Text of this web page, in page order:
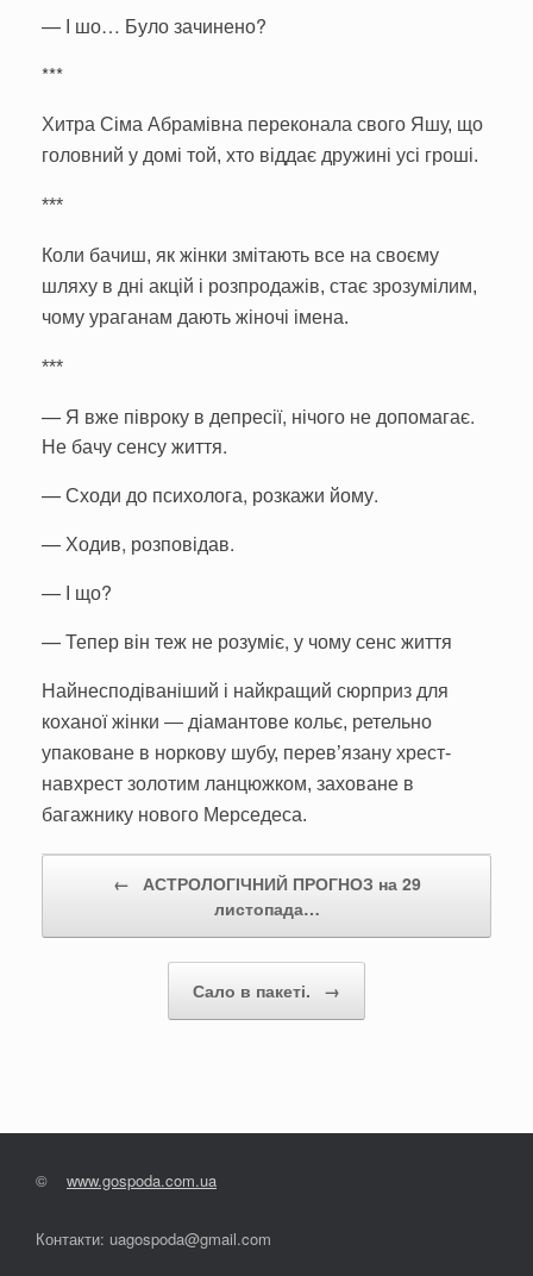
— І шо… Було зачинено?
***
Хитра Сіма Абрамівна переконала свого Яшу, що
головний у домі той, хто віддає дружині усі гроші.
***
Коли бачиш, як жінки змітають все на своєму
шляху в дні акцій і розпродажів, стає зрозумілим,
чому ураганам дають жіночі імена.
***
— Я вже півроку в депресії, нічого не допомагає.
Не бачу сенсу життя.
—Сходи до психолога, розкажи йому.
—Ходив, розповідав.
— І що?
—Тепер він теж не розуміє, у чому сенс життя
Найнесподіваніший і найкращий сюрприз для
коханої жінки — діамантове кольє, ретельно
упаковане в норкову шубу, перев’язану хрест-
навхрест золотим ланцюжком, заховане в
багажнику нового Мерседеса.
← АСТРОЛОГІЧНИЙ ПРОГНОЗ на 29
листопада…
Сало в пакеті. →
© www.gospoda.com.ua
Контакти: uagospoda@gmail.com